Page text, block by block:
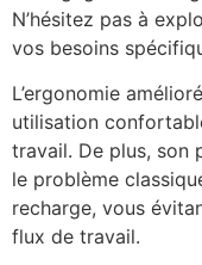
N’hésitez pas à
vos besoins
L’ergonomie
utilisation
travail. De plus, son
le problème
recharge, vous
flux de travail.